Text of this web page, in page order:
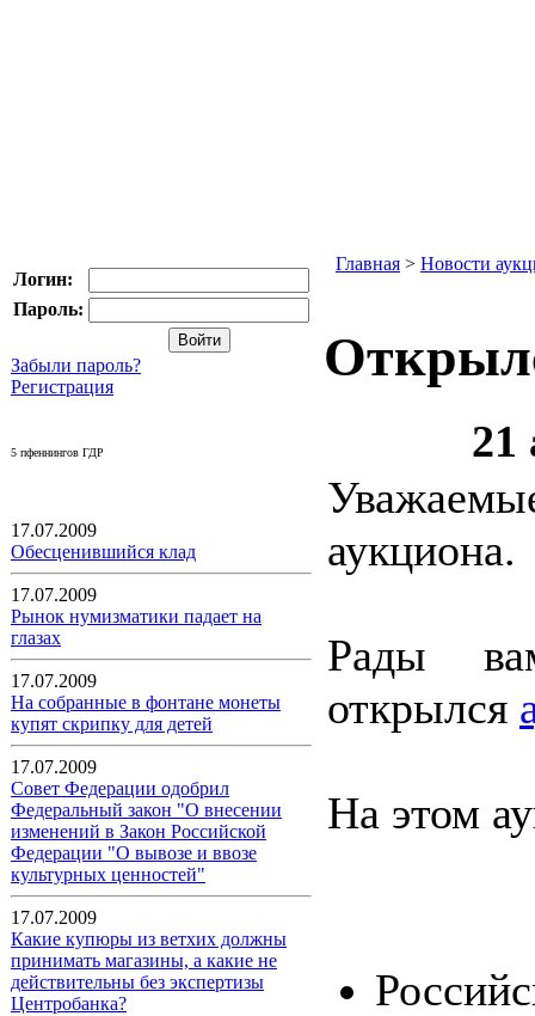
Логин:
Пароль:
Забыли пароль?
Регистрация
5 пфеннингов ГДР
17.07.2009
Обесценившийся клад
17.07.2009
Рынок нумизматики падает на
глазах
17.07.2009
На собранные в фонтане монеты
купят скрипку для детей
17.07.2009
Совет Федерации одобрил
Федеральный закон "О внесении
изменений в Закон Российской
Федерации "О вывозе и ввозе
культурных ценностей"
17.07.2009
Какие купюры из ветхих должны
принимать магазины, а какие не
действительны без экспертизы
Центробанка?
Главная > Новости
21
аукциона.
Рады
открылся
На этом